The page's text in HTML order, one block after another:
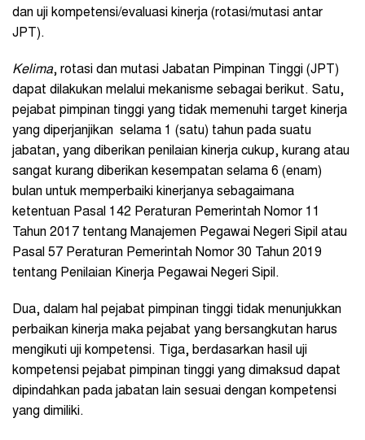
dan uji kompetensi/evaluasi kinerja (rotasi/mutasi antar
JPT).
Kelima, rotasi dan mutasi Jabatan Pimpinan Tinggi (JPT)
dapat dilakukan melalui mekanisme sebagai berikut. Satu,
pejabat pimpinan tinggi yang tidak memenuhi target kinerja
yang diperjanjikan selama 1 (satu) tahun pada suatu
jabatan, yang diberikan penilaian kinerja cukup, kurang atau
sangat kurang diberikan kesempatan selama 6 (enam)
bulan untuk memperbaiki kinerjanya sebagaimana
ketentuan Pasal 142 Peraturan Pemerintah Nomor 11
Tahun 2017 tentang Manajemen Pegawai Negeri Sipil atau
Pasal 57 Peraturan Pemerintah Nomor 30 Tahun 2019
tentang Penilaian Kinerja Pegawai Negeri Sipil.
Dua, dalam hal pejabat pimpinan tinggi tidak menunjukkan
perbaikan kinerja maka pejabat yang bersangkutan harus
mengikuti uji kompetensi. Tiga, berdasarkan hasil uji
kompetensi pejabat pimpinan tinggi yang dimaksud dapat
dipindahkan pada jabatan lain sesuai dengan kompetensi
yang dimiliki.